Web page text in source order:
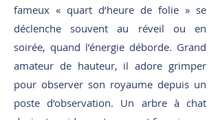
fameux « quart d’heure de folie » se
déclenche souvent au réveil ou en
soirée, quand l’énergie déborde. Grand
amateur de hauteur, il adore grimper
pour observer son royaume depuis un
poste d’observation. Un arbre à chat